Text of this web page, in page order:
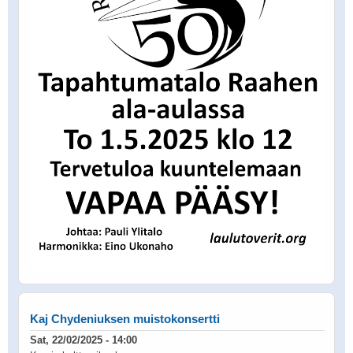
Kaj Chydeniuksen muistokonsertti
Sat, 22/02/2025 - 14:00